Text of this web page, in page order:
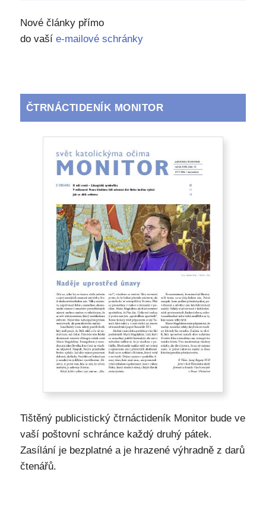
Nové články přímo
do vaší e-mailové schránky
ČTRNÁCTIDENÍK MONITOR
Tištěný publicistický čtrnáctideník Monitor bude ve
vaší poštovní schránce každý druhý pátek.
Zasílání je bezplatné a je hrazené výhradně z darů
čtenářů.